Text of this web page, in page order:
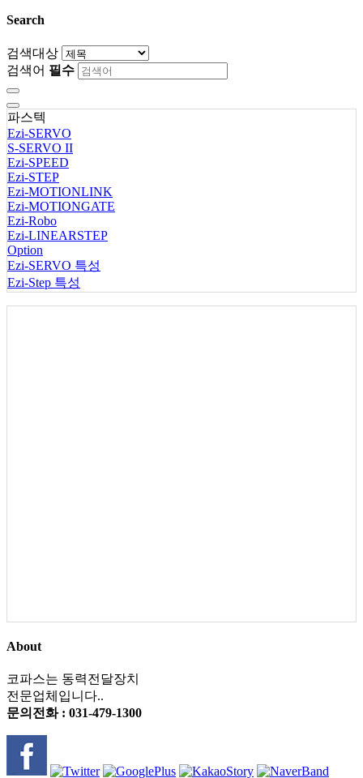
Search
검색대상
검색어 필수
파스텍
Ezi-SERVO
S-SERVO II
Ezi-SPEED
Ezi-STEP
Ezi-MOTIONLINK
Ezi-MOTIONGATE
Ezi-Robo
Ezi-LINEARSTEP
Option
Ezi-SERVO 특성
Ezi-Step 특성
About
코파스는 동력전달장치
전문업체입니다..
문의전화 : 031-479-1300